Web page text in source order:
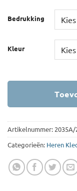
Bedrukking
Kleur
Artikelnummer: 2035A/
Categorieën: Heren